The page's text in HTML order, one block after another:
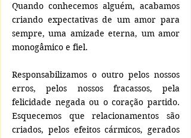
Quando conhecemos alguém, acabamos
criando expectativas de um amor para
sempre, uma amizade eterna, um amor
monogâmico e fiel.
Responsabilizamos o outro pelos nossos
erros, pelos nossos fracassos, pela
felicidade negada ou o coração partido.
Esquecemos que relacionamentos são
criados, pelos efeitos cármicos, gerados